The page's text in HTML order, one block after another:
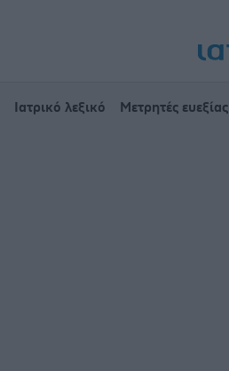
Ιατρικό λεξικό Μετρητές ευεξίας